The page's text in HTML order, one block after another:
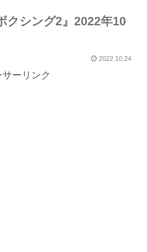
クシング2』2022年10
2022.10.24
ーリンク